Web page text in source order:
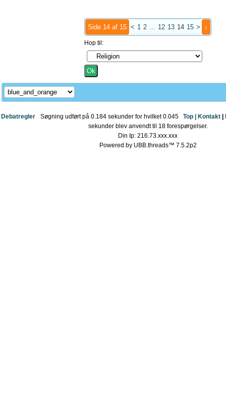
Side 14 af 15 < 1 2 ... 12 13 14 15 > ↓
Hop til:
Debatregler Top | Kontakt
Søgning udført på 0.184 sekunder for hvilket 0.045
sekunder blev anvendt til 18 forespørgelser.
Din Ip: 216.73.xxx.xxx
Powered by UBB.threads™ 7.5.2p2